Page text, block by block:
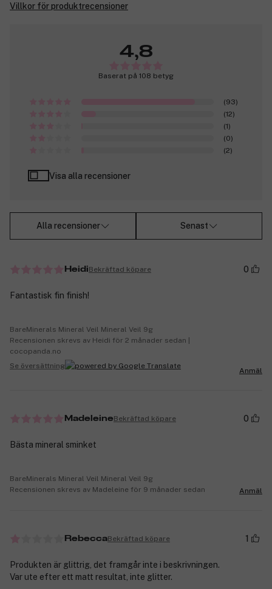
Villkor för produktrecensioner
4,8
Baserat på 108 betyg
(93)
(12)
(1)
(0)
(2)
Visa alla recensioner
Alla recensioner Senast
HeidiBekräftad köpare 0
Fantastisk fin finish!
BareMinerals Mineral Veil Mineral Veil 9g
Recensionen skrevs av Heidi för 2 månader sedan |
cocopanda.no
Se översättning
Anmäl
MadeleineBekräftad köpare 0
Bästa mineral sminket
BareMinerals Mineral Veil Mineral Veil 9g
Recensionen skrevs av Madeleine för 9 månader sedan
Anmäl
RebeccaBekräftad köpare 1
Produkten är glittrig, det framgår inte i beskrivningen.
Var ute efter ett matt resultat, inte glitter.